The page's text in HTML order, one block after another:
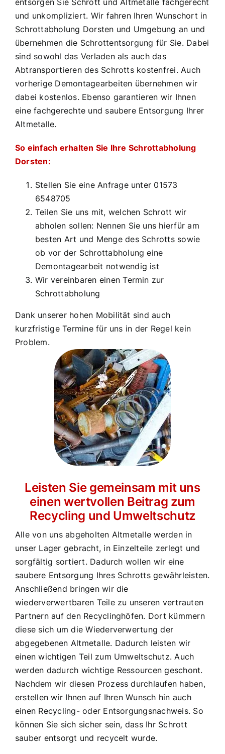
entsorgen Sie Schrott und Altmetalle fachgerecht
und unkompliziert. Wir fahren Ihren Wunschort in
Schrottabholung Dorsten und Umgebung an und
übernehmen die Schrottentsorgung für Sie. Dabei
sind sowohl das Verladen als auch das
Abtransportieren des Schrotts kostenfrei. Auch
vorherige Demontagearbeiten übernehmen wir
dabei kostenlos. Ebenso garantieren wir Ihnen
eine fachgerechte und saubere Entsorgung Ihrer
Altmetalle.
So einfach erhalten Sie Ihre Schrottabholung
Dorsten:
Stellen Sie eine Anfrage unter 01573
6548705
Teilen Sie uns mit, welchen Schrott wir
abholen sollen: Nennen Sie uns hierfür am
besten Art und Menge des Schrotts sowie
ob vor der Schrottabholung eine
Demontagearbeit notwendig ist
Wir vereinbaren einen Termin zur
Schrottabholung
Dank unserer hohen Mobilität sind auch
kurzfristige Termine für uns in der Regel kein
Problem.
Leisten Sie gemeinsam mit uns
einen wertvollen Beitrag zum
Recycling und Umweltschutz
Alle von uns abgeholten Altmetalle werden in
unser Lager gebracht, in Einzelteile zerlegt und
sorgfältig sortiert. Dadurch wollen wir eine
saubere Entsorgung Ihres Schrotts gewährleisten.
Anschließend bringen wir die
wiederverwertbaren Teile zu unseren vertrauten
Partnern auf den Recyclinghöfen. Dort kümmern
diese sich um die Wiederverwertung der
abgegebenen Altmetalle. Dadurch leisten wir
einen wichtigen Teil zum Umweltschutz. Auch
werden dadurch wichtige Ressourcen geschont.
Nachdem wir diesen Prozess durchlaufen haben,
erstellen wir Ihnen auf Ihren Wunsch hin auch
einen Recycling- oder Entsorgungsnachweis. So
können Sie sich sicher sein, dass Ihr Schrott
sauber entsorgt und recycelt wurde.